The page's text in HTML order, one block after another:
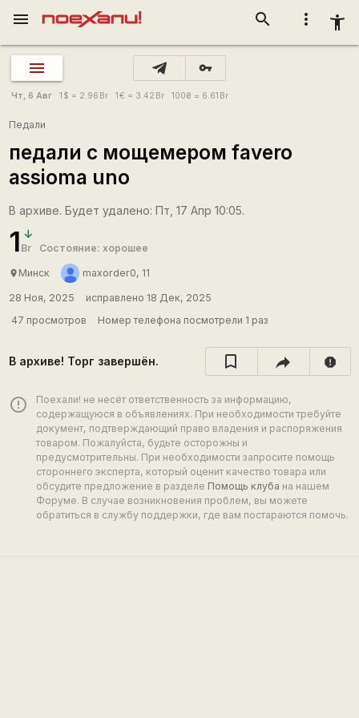
more_vert accessibility_new
search
menu
vpn_key
Чт, 6 Авг 1 $ = 2.96 Br 1€ = 3.42 Br 100₴ = 6.61 Br
Педали
педали с мощемером favero
assioma uno
В архиве. Будет удалено: Пт, 17 Апр 10:05.
1 Br Состояние: хорошее
place Минск maxorder0, 11
28 Ноя, 2025
исправлено 18 Дек, 2025
47 просмотров
Номер телефона посмотрели 1 раз
В архиве! Торг завершён. report
error_outline
Поехали! не несёт ответственность за информацию,
содержащуюся в объявлениях. При необходимости требуйте
документ, подтверждающий право владения и распоряжения
товаром. Пожалуйста, будьте осторожны и
предусмотрительны. При необходимости запросите помощь
стороннего эксперта, который оценит качество товара или
обсудите предложение в разделе Помощь клуба на нашем
Форуме. В случае возникновения проблем, вы можете
обратиться в службу поддержки, где вам постараются помочь.